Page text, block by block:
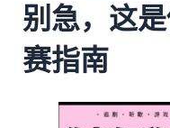
别急，这
赛指南